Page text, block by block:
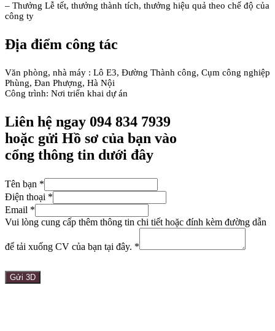
– Thưởng Lễ tết, thưởng thành tích, thưởng hiệu quả theo chế độ của
công ty
Địa điểm công tác
Văn phòng, nhà máy : Lô E3, Đường Thành công, Cụm công nghiệp
Phùng, Đan Phượng, Hà Nội
Công trình: Nơi triển khai dự án
Liên hệ ngay 094 834 7939
hoặc gửi Hồ sơ của bạn vào
cổng thông tin dưới đây
Tên bạn *
Điện thoại *
Email *
đường
dẫn
Vui lòng cung cấp thêm thông tin chi tiết hoặc đính kèm đường dẫn
để tải xuống CV của bạn tại đây. *
Gửi 3D